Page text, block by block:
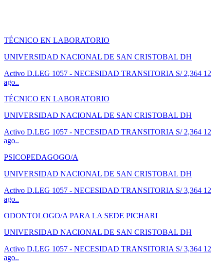
TÉCNICO EN LABORATORIO
UNIVERSIDAD NACIONAL DE SAN CRISTOBAL DH
Activo D.LEG 1057 - NECESIDAD TRANSITORIA S/ 2,364 12
ago..
TÉCNICO EN LABORATORIO
UNIVERSIDAD NACIONAL DE SAN CRISTOBAL DH
Activo D.LEG 1057 - NECESIDAD TRANSITORIA S/ 2,364 12
ago..
PSICOPEDAGOGO/A
UNIVERSIDAD NACIONAL DE SAN CRISTOBAL DH
Activo D.LEG 1057 - NECESIDAD TRANSITORIA S/ 3,364 12
ago..
ODONTOLOGO/A PARA LA SEDE PICHARI
UNIVERSIDAD NACIONAL DE SAN CRISTOBAL DH
Activo D.LEG 1057 - NECESIDAD TRANSITORIA S/ 3,364 12
ago..